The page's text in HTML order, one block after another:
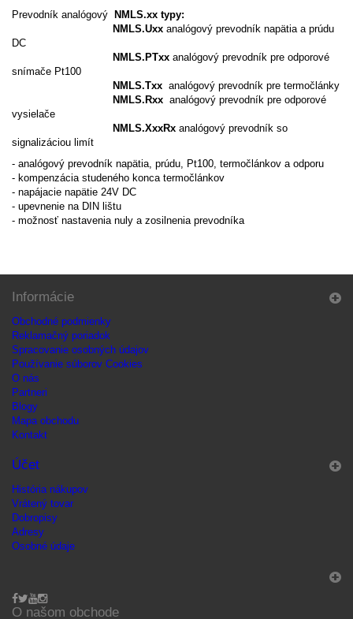
Prevodník analógový NMLS.xx typy:
NMLS.Uxx analógový prevodník napätia a prúdu
DC
NMLS.PTxx analógový prevodník pre odporové
snímače Pt100
NMLS.Txx analógový prevodník pre termočlánky
NMLS.Rxx analógový prevodník pre odporové
vysielače
NMLS.XxxRx analógový prevodník so
signalizáciou limít
- analógový prevodník napätia, prúdu, Pt100, termočlánkov a odporu
- kompenzácia studeného konca termočlánkov
- napájacie napätie 24V DC
- upevnenie na DIN lištu
- možnosť nastavenia nuly a zosilnenia prevodníka
Informácie
Obchodné podmienky
Reklamačný poriadok
Spracovanie osobných údajov
Používanie súborov Cookies
O nás
Partneri
Blogy
Mapa obchodu
Kontakt
Účet
História nákupov
Vrátený tovar
Dobropisy
Adresy
Osobné údaje
O našom obchode